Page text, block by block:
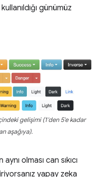
günümüz
gelişimi (1'den 5'e kadar
aşağıya).
olması can sıkıcı
yapay zeka